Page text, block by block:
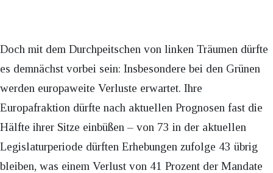
Doch mit dem Durchpeitschen von linken Träumen dürfte
es demnächst vorbei sein: Insbesondere bei den Grünen
werden europaweite Verluste erwartet. Ihre
Europafraktion dürfte nach aktuellen Prognosen fast die
Hälfte ihrer Sitze einbüßen – von 73 in der aktuellen
Legislaturperiode dürften Erhebungen zufolge 43 übrig
bleiben, was einem Verlust von 41 Prozent der Mandate